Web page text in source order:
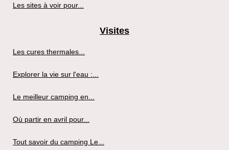
Les sites à voir pour...
Visites
Les cures thermales...
Explorer la vie sur l'eau :...
Le meilleur camping en...
Où partir en avril pour...
Tout savoir du camping Le...